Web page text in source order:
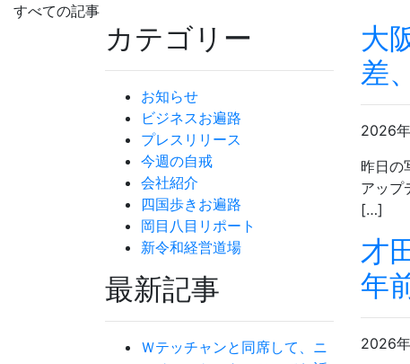
すべての記事
カテゴリー
お知らせ
ビジネスお遍路
プレスリリース
今週の自戒
会社紹介
四国歩きお遍路
岡目八目リポート
新令和経営道場
最新記事
Ｗテッチャンと同席して、ニ
大
差
2026
昨日の
アップ
[…]
才
年
2026